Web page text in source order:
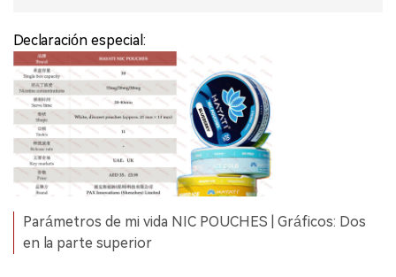
Declaración especial:
Parámetros de mi vida NIC POUCHES | Gráficos: Dos
en la parte superior